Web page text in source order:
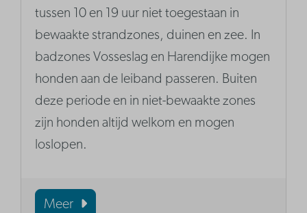
tussen 10 en 19 uur niet toegestaan in
bewaakte strandzones, duinen en zee. In
badzones Vosseslag en Harendijke mogen
honden aan de leiband passeren. Buiten
deze periode en in niet-bewaakte zones
zijn honden altijd welkom en mogen
loslopen.
Meer